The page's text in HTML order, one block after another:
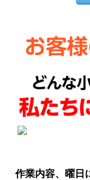
作業内容、曜日